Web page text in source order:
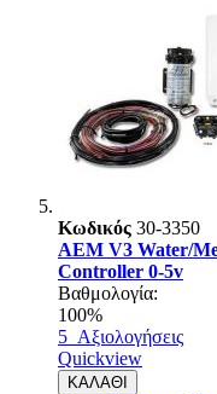
Κωδικός 30-3350
AEM V3 Water/
Controller 0-5v
Βαθμολογία:
100%
5 Αξιολογήσεις
Quickview
ΚΑΛΑΘΙ